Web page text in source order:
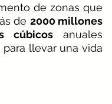
de zonas que
de
cúbicos anuales
llevar una vida